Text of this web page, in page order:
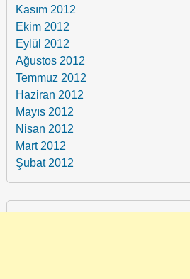
Kasım 2012
Ekim 2012
Eylül 2012
Ağustos 2012
Temmuz 2012
Haziran 2012
Mayıs 2012
Nisan 2012
Mart 2012
Şubat 2012